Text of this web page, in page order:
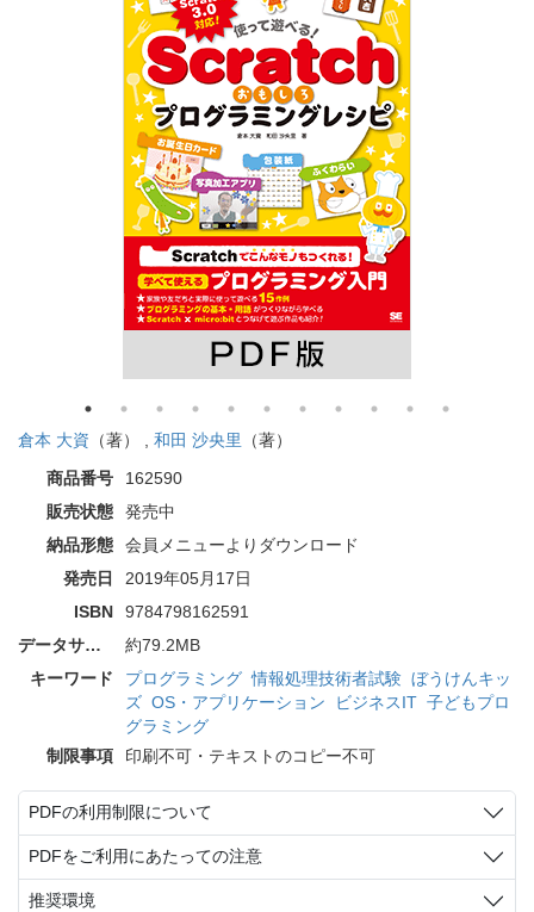
倉本 大資 （著） , 和田 沙央里
（著）
商品番号
162590
販売状態
発売中
納品形態
会員メニューよりダウンロード
発売日
2019年05月17日
ISBN
9784798162591
データサイズ
約79.2MB
キーワード
プログラミング 情報処理技術者試験 ぼうけんキッ
ズ OS・アプリケーション ビジネスIT 子どもプロ
グラミング
制限事項
印刷不可・テキストのコピー不可
PDFの利用制限について
PDFをご利用にあたっての注意
推奨環境